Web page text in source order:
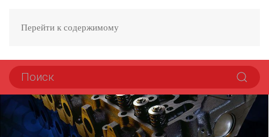
Перейти к содержимому